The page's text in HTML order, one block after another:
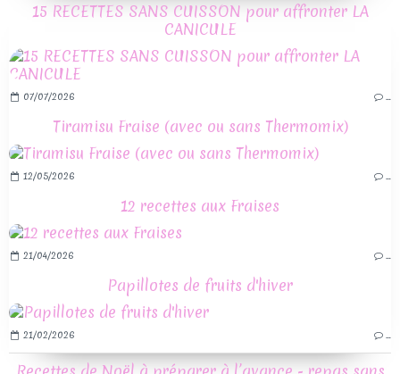
15 RECETTES SANS CUISSON pour affronter LA
CANICULE
07/07/2026 …
Tiramisu Fraise (avec ou sans Thermomix)
12/05/2026 …
12 recettes aux Fraises
21/04/2026 …
Papillotes de fruits d'hiver
21/02/2026 …